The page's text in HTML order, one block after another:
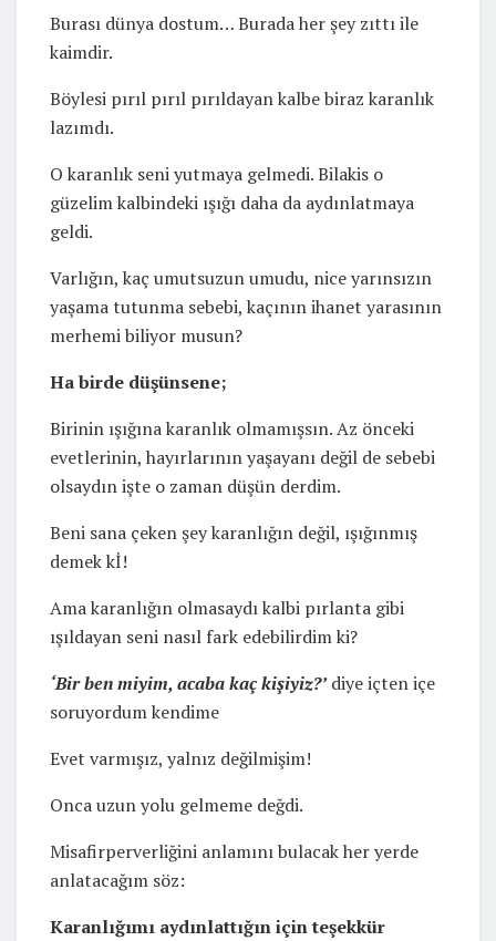
Burası dünya dostum… Burada her şey zıttı ile
kaimdir.
Böylesi pırıl pırıl pırıldayan kalbe biraz karanlık
lazımdı.
O karanlık seni yutmaya gelmedi. Bilakis o
güzelim kalbindeki ışığı daha da aydınlatmaya
geldi.
Varlığın, kaç umutsuzun umudu, nice yarınsızın
yaşama tutunma sebebi, kaçının ihanet yarasının
merhemi biliyor musun?
Ha birde düşünsene;
Birinin ışığına karanlık olmamışsın. Az önceki
evetlerinin, hayırlarının yaşayanı değil de sebebi
olsaydın işte o zaman düşün derdim.
Beni sana çeken şey karanlığın değil, ışığınmış
demek kİ!
Ama karanlığın olmasaydı kalbi pırlanta gibi
ışıldayan seni nasıl fark edebilirdim ki?
‘Bir ben miyim, acaba kaç kişiyiz?’ diye içten içe
soruyordum kendime
Evet varmışız, yalnız değilmişim!
Onca uzun yolu gelmeme değdi.
Misafirperverliğini anlamını bulacak her yerde
anlatacağım söz:
Karanlığımı aydınlattığın için teşekkür